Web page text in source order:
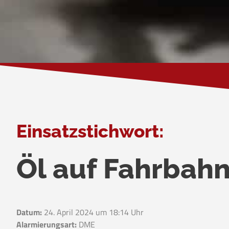
Einsatzstichwort:
Öl auf
Datum: 24. April 2024 um 18:14 Uhr
Alarmierungsart: DME